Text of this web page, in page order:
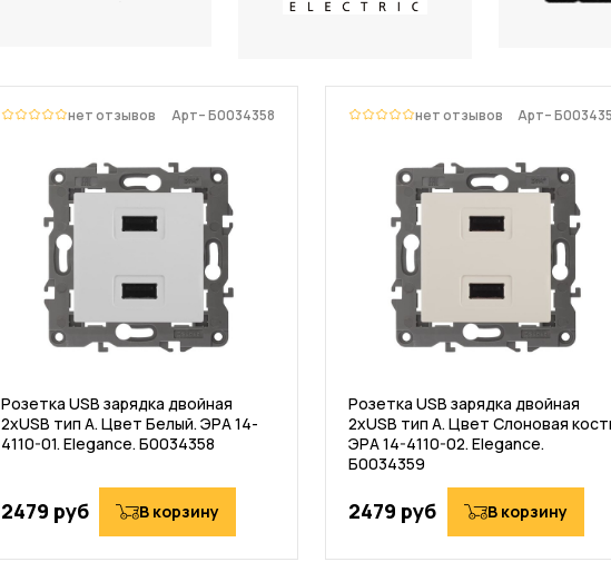
нет отзывов Арт– Б0034358
Розетка USB зарядка двойная
2хUSB тип А. Цвет Белый. ЭРА 14-
4110-01. Elegance. Б0034358
2479 руб В корзину
нет отзывов Арт–
Розетка USB зарядка двойная
2хUSB тип А. Цвет Слоновая
ЭРА 14-4110-02. Elegance.
Б0034359
2479 руб В корзину